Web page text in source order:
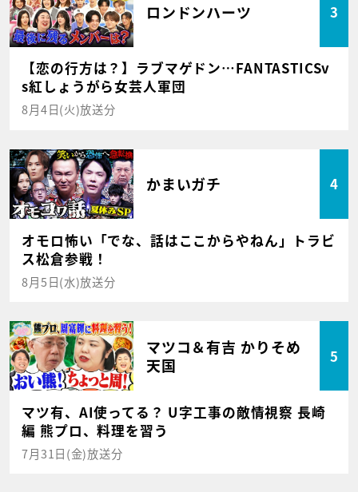
ロンドンハーツ 3
【恋の行方は？】ラブマゲドン…FANTASTICSv
s紅しょうがら女芸人軍団
8月4日(火)放送分
かまいガチ 4
オモロ怖い「でな、話はここからやねん」トラビ
ス松倉参戦！
8月5日(水)放送分
マツコ＆有吉 かりそめ
天国
5
マツ有、AI使ってる？ U字工事の敵情視察 長崎
編 熊プロ、料理を習う
7月31日(金)放送分